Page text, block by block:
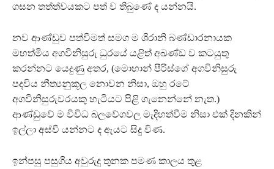
ගසන තත්ත්වයකට පත් ව තිබුණේ ද යන්නයි.
නව ආණ්ඩුව පත්වීමත් සමග ම ශිරානි බණ්ඩාරනායක
මහත්මිය අගවිනිසුරු ධුරයේ යළිත් අඛණ්ඩ ව කටයුතු
කරන්නට යෙදුණු අතර, (මොහාන් පීරිස්ගේ අගවිනිසුරු
පදවිය නීත්‍යනුකූල නොවන නිසා, ඔහු රටේ
අගවිනිසුරුවරයකු හැටියට පිළි ගැනෙන්නේ නැත.)
ආණ්ඩුවේ ම විවිධ බලවේගවල මැදිහත්වීම නිසා එක් දිනකින්
ඉල්ලා අස්වී යන්නට ද ඇයට සිදු විණ.
ඉන්පසු පසුගිය අවුරුදු තුනක පමණ කාලය තුළ